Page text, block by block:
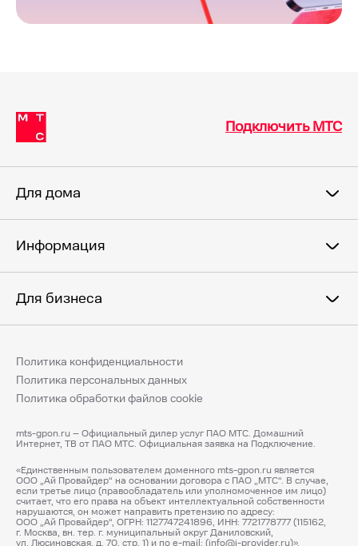
Подключить МТС
Для дома
Информация
Для бизнеса
Политика конфиденциальности
Политика персональных данных
Политика обработки файлов cookie
mts-gpon.ru – Официальный дилер услуг ПАО МТС. Домашний
Интернет, ТВ от ПАО МТС. Официальная заявка на Подключение.
«Единственным пользователем доменного mts-gpon.ru является
ООО „Ай Провайдер“ на основании договора с ПАО „МТС“. В случае,
если третье лицо (правообладатель или уполномоченное им лицо)
считает, что его права на объект интеллектуальной собственности
нарушаются, он может направить претензию по адресу:
ООО „Ай Провайдер“, ОГРН: 1127747241896, ИНН: 7721778777 (115162,
г. Москва, вн. тер. г. муниципальный округ Даниловский,
ул. Люсиновская, д. 70, стр. 1) и по e-mail: (info@i-provider.ru)».